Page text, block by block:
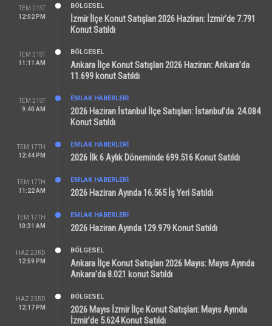
TEM 21ST
12:02 PM
BÖLGESEL
İzmir İlçe Konut Satışları 2026 Haziran: İzmir’de 7.791
Konut Satıldı
TEM 21ST
11:11 AM
BÖLGESEL
Ankara İlçe Konut Satışları 2026 Haziran: Ankara’da
11.699 konut Satıldı
TEM 21ST
9:40 AM
EMLAK HABERLERI
2026 Haziran İstanbul İlçe Satışları: İstanbul’da 24.084
Konut Satıldı
TEM 17TH
12:44 PM
EMLAK HABERLERI
2026 İlk 6 Aylık Döneminde 699.516 Konut Satıldı
TEM 17TH
11:22 AM
EMLAK HABERLERI
2026 Haziran Ayında 16.565 İş Yeri Satıldı
TEM 17TH
10:31 AM
EMLAK HABERLERI
2026 Haziran Ayında 129.979 Konut Satıldı
HAZ 23RD
12:59 PM
BÖLGESEL
Ankara İlçe Konut Satışları 2026 Mayıs: Mayıs Ayında
Ankara’da 8.021 konut Satıldı
HAZ 23RD
12:17 PM
BÖLGESEL
2026 Mayıs İzmir İlçe Konut Satışları: Mayıs Ayında
İzmir’de 5.624 Konut Satıldı